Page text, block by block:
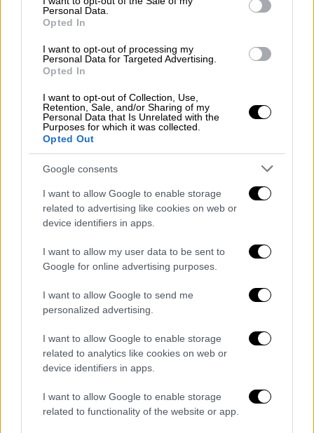
Personal Data.
Opted In
I want to opt-out of processing my
Personal Data for Targeted Advertising.
Opted In
I want to opt-out of Collection, Use,
Retention, Sale, and/or Sharing of my
Personal Data that Is Unrelated with the
Purposes for which it was collected.
Opted Out
Google consents
I want to allow Google to enable storage
related to advertising like cookies on web or
device identifiers in apps.
I want to allow my user data to be sent to
Google for online advertising purposes.
I want to allow Google to send me
personalized advertising.
I want to allow Google to enable storage
related to analytics like cookies on web or
device identifiers in apps.
I want to allow Google to enable storage
related to functionality of the website or app.
της κατοικίας και των δευτερευουσών
κατασκευών που την συνοδεύουν.
Η είσοδος στην πλατφόρμα δήλωσης των
δασικών αυθαιρέτων θα πραγματοποιείται
την υποβολή της αίτησης, απαιτείται έκδοση
και πληρωμή ηλεκτρονικού παραβόλου
ύψους 250 ευρώ.
Στην περίπτωση που ο αναρτημένος δασικός
χάρτης αφορά σεπεριοχή στην οποία έχει
περαιωθεί η κτηματογράφηση και λειτουργεί
κτηματολόγιο, θα υπάρχει δυνατότητα με
καταχώριση του ΚΑΕΚ του γεωτεμαχίου,
έκδοσης «ειδικού αποσπάσματος
» που θα
στοιχεία του κτηματολογικού διαγράμματος,
τα στοιχεία του οποίου θα χρησιμοποιούνται
για τον εντοπισμό του γεωτεμαχίου και τον
προσδιορισμό των συντεταγμένων των
ορίων του.Σε διαφορετική περίπτωση, ο
ενδιαφερόμενος δύναται να προσδιορίσει
γεωχωρικά το πολύγωνο του γεωτεμαχίου